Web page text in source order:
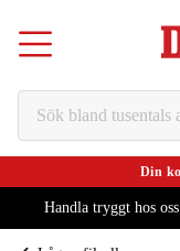
Din
Handla tryggt hos